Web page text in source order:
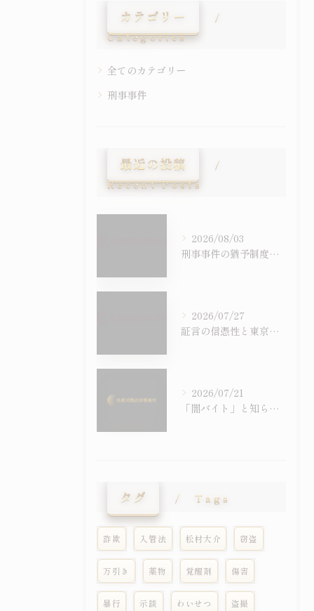
カテゴリー
Categories
全てのカテゴリー
刑事事件
最近の投稿
Recent Posts
2026/08/03
刑事事件の猶予制度を徹底比較し判決後の影響や前科の有無まで具体的に解説
2026/07/27
証言の信憑性と東京都国立市における刑事事件での証拠の扱いを徹底解説
2026/07/21
「闇バイト」と知らずに受け子に――外国人留学生の詐欺事件が急増しています
タグ Tags
詐欺 入管法 松村大介 窃盗
万引き 薬物 覚醒剤 傷害
暴行 示談 わいせつ 盗撮